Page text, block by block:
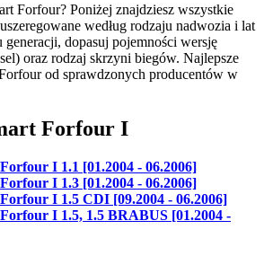
Forfour? Poniżej znajdziesz wszystkie
według rodzaju nadwozia i lat
dopasuj pojemności wersję
oraz rodzaj skrzyni biegów. Najlepsze
od sprawdzonych producentów w
Forfour I
I 1.1 [01.2004 - 06.2006]
I 1.3 [01.2004 - 06.2006]
I 1.5 CDI [09.2004 - 06.2006]
I 1.5, 1.5 BRABUS [01.2004 -